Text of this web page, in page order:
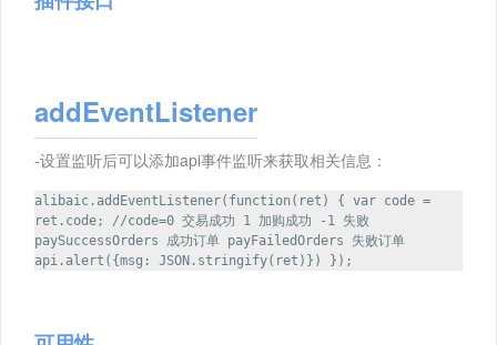
addEventListener
-设置监听后可以添加api事件监听来获取相关信息：
alibaic.addEventListener(function(ret) { var code =
ret.code; //code=0 交易成功 1 加购成功 -1 失败
paySuccessOrders 成功订单 payFailedOrders 失败订单
api.alert({msg: JSON.stringify(ret)}) });